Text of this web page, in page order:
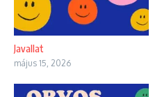
Javallat
május 15, 2026